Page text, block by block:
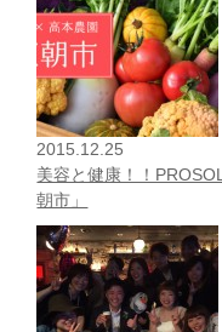
2015.12.25
美容と健康！！
朝市」